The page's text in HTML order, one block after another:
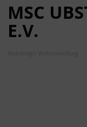
MSC
E.V.
Webdesign, Webentwicklung